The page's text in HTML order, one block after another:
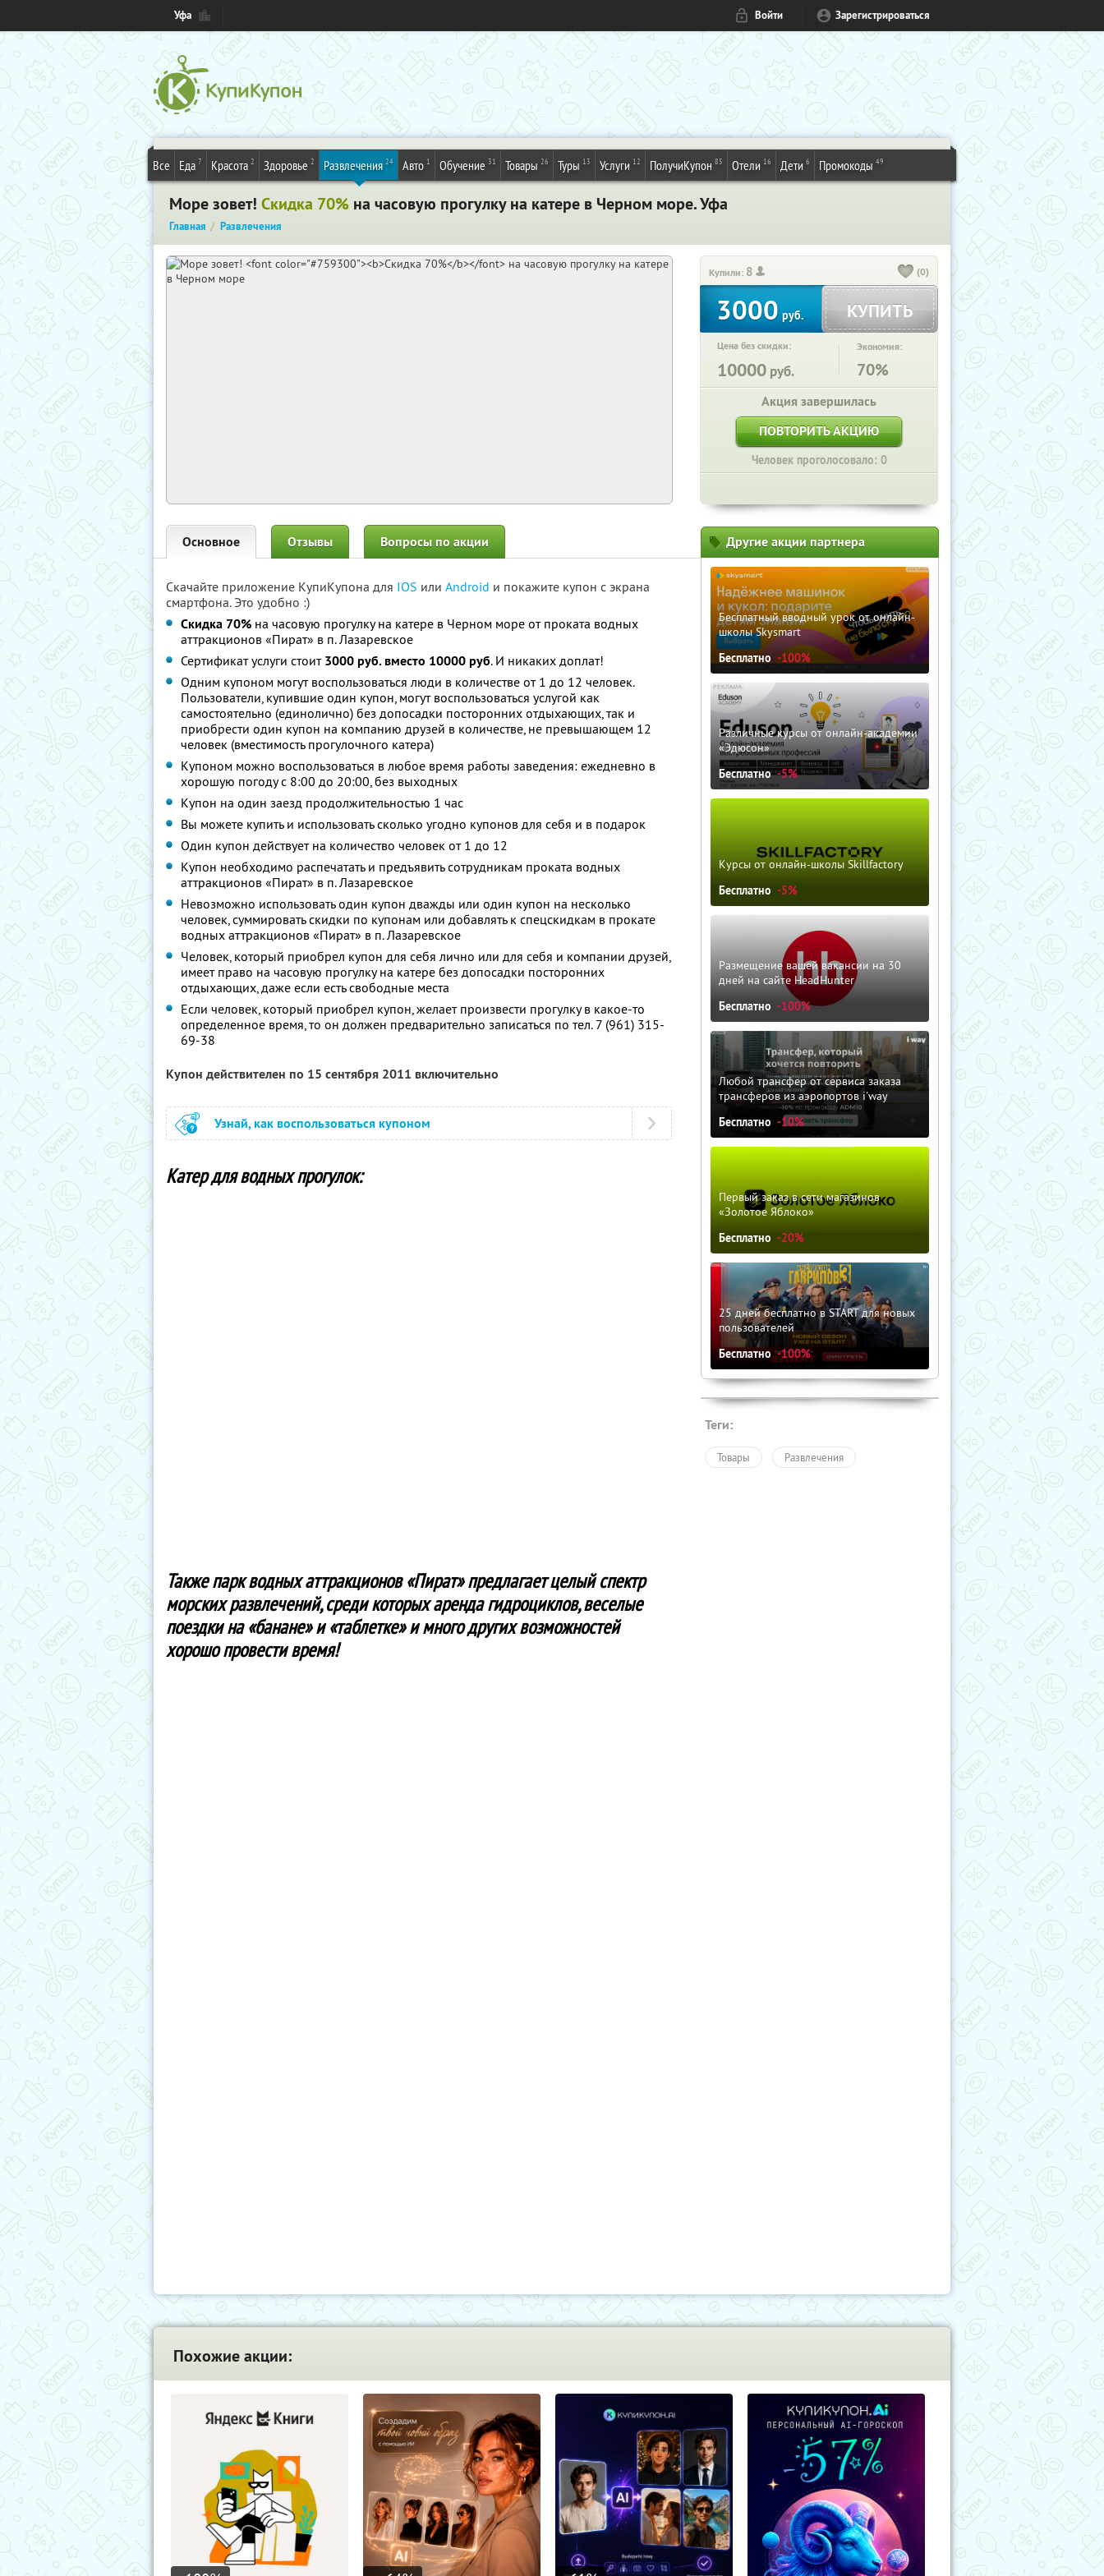
Уфа Войти Зарегистрироваться
Все Еда 7 Красота 2 Здоровье 2 Развлечения 24 Авто 1 Обучение 31 Товары 26 Туры 13 Услуги 12 ПолучиКупон 85 Отели 16 Дети 6 Промокоды 49
Море зовет! Скидка 70% на часовую прогулку на катере в Черном море. Уфа
Главная Развлечения
Купили: 8 (0)
3000руб. КУПИТЬ
Цена без скидки:
10000 руб.
Экономия:
70%
Акция завершилась
ПОВТОРИТЬ АКЦИЮ
Человек проголосовало: 0
Основное Отзывы Вопросы по акции
Скачайте приложение КупиКупона для IOS или Android и покажите купон с экрана
смартфона. Это удобно :)
Скидка 70% на часовую прогулку на катере в Черном море от проката водных
аттракционов «Пират» в п. Лазаревское
Сертификат услуги стоит 3000 руб. вместо 10000 руб. И никаких доплат!
Одним купоном могут воспользоваться люди в количестве от 1 до 12 человек.
Пользователи, купившие один купон, могут воспользоваться услугой как
самостоятельно (единолично) без допосадки посторонних отдыхающих, так и
приобрести один купон на компанию друзей в количестве, не превышающем 12
человек (вместимость прогулочного катера)
Купоном можно воспользоваться в любое время работы заведения: ежедневно в
хорошую погоду с 8:00 до 20:00, без выходных
Купон на один заезд продолжительностью 1 час
Вы можете купить и использовать сколько угодно купонов для себя и в подарок
Один купон действует на количество человек от 1 до 12
Купон необходимо распечатать и предъявить сотрудникам проката водных
аттракционов «Пират» в п. Лазаревское
Невозможно использовать один купон дважды или один купон на несколько
человек, суммировать скидки по купонам или добавлять к спецскидкам в прокате
водных аттракционов «Пират» в п. Лазаревское
Человек, который приобрел купон для себя лично или для себя и компании друзей,
имеет право на часовую прогулку на катере без допосадки посторонних
отдыхающих, даже если есть свободные места
Если человек, который приобрел купон, желает произвести прогулку в какое-то
определенное время, то он должен предварительно записаться по тел. 7 (961) 315-
69-38
Купон действителен по 15 сентября 2011 включительно
Узнай, как воспользоваться купоном
Катер для водных прогулок:
Также парк водных аттракционов «Пират» предлагает целый спектр
морских развлечений, среди которых аренда гидроциклов, веселые
поездки на «банане» и «таблетке» и много других возможностей
хорошо провести время!
Другие акции партнера
Бесплатный вводный урок от онлайн-
школы Skysmart
Бесплатно -100%
Различные курсы от онлайн-академии
«Эдюсон»
Бесплатно -5%
Курсы от онлайн-школы Skillfactory
Бесплатно -5%
Размещение вашей вакансии на 30
дней на сайте HeadHunter
Бесплатно -100%
Любой трансфер от сервиса заказа
трансферов из аэропортов i'way
Бесплатно -10%
Первый заказ в сети магазинов
«Золотое Яблоко»
Бесплатно -20%
25 дней бесплатно в START для новых
пользователей
Бесплатно -100%
Теги:
Товары Развлечения
Похожие акции: